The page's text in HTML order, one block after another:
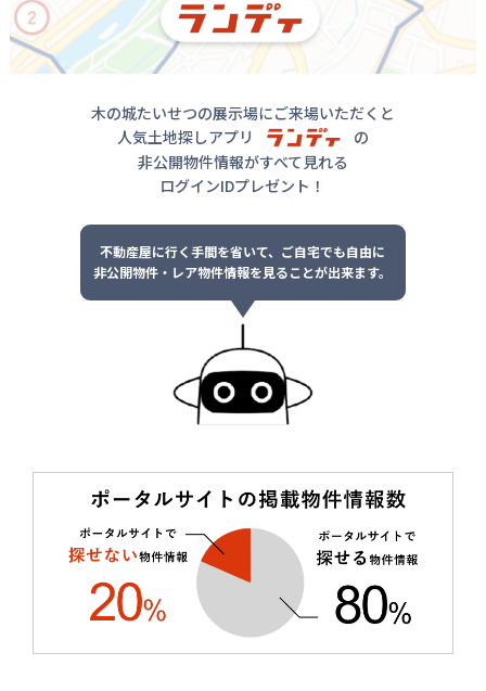
木の城たいせつの展示場にご来場いただくと
人気土地探しアプリ
の
非公開物件情報がすべて見れる
ログインIDプレゼント！
不動産屋に行く手間を省いて、ご自宅でも自由に
非公開物件・レア物件情報を見ることが出来ます。